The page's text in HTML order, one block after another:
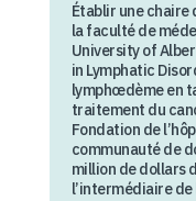
Établir une chaire
la faculté de
University of
in Lymphatic
lymphœdème en
traitement du
Fondation de
communauté de
million de dollars
l’intermédiaire de